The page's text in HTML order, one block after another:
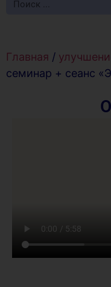
Главная /
семинар + сеанс